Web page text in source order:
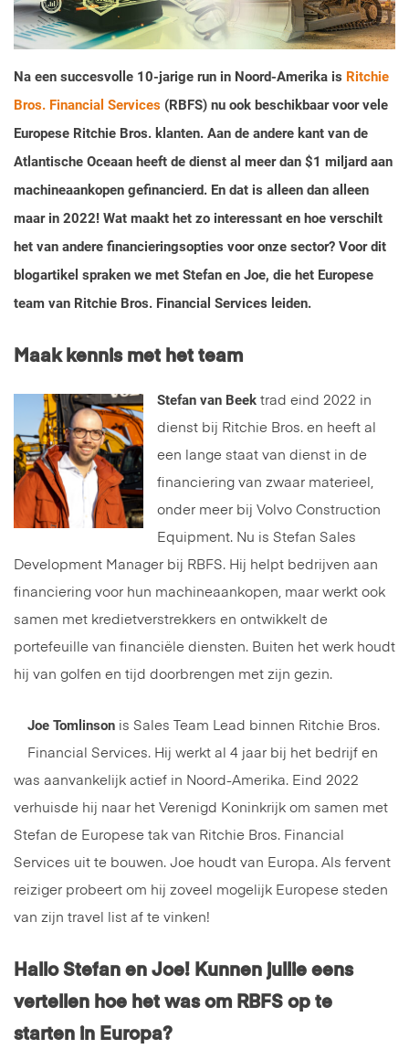
Na een succesvolle 10-jarige run in Noord-Amerika is Ritchie
Bros. Financial Services (RBFS) nu ook beschikbaar voor vele
Europese Ritchie Bros. klanten. Aan de andere kant van de
Atlantische Oceaan heeft de dienst al meer dan $1 miljard aan
machineaankopen gefinancierd. En dat is alleen dan alleen
maar in 2022! Wat maakt het zo interessant en hoe verschilt
het van andere financieringsopties voor onze sector? Voor dit
blogartikel spraken we met Stefan en Joe, die het Europese
team van Ritchie Bros. Financial Services leiden.
Maak kennis met het team
Stefan van Beek trad eind 2022 in
dienst bij Ritchie Bros. en heeft al
een lange staat van dienst in de
financiering van zwaar materieel,
onder meer bij Volvo Construction
Equipment. Nu is Stefan Sales
Development Manager bij RBFS. Hij helpt bedrijven aan
financiering voor hun machineaankopen, maar werkt ook
samen met kredietverstrekkers en ontwikkelt de
portefeuille van financiële diensten. Buiten het werk houdt
hij van golfen en tijd doorbrengen met zijn gezin.
Joe Tomlinson is Sales Team Lead binnen Ritchie Bros.
Financial Services. Hij werkt al 4 jaar bij het bedrijf en
was aanvankelijk actief in Noord-Amerika. Eind 2022
verhuisde hij naar het Verenigd Koninkrijk om samen met
Stefan de Europese tak van Ritchie Bros. Financial
Services uit te bouwen. Joe houdt van Europa. Als fervent
reiziger probeert om hij zoveel mogelijk Europese steden
van zijn travel list af te vinken!
Hallo Stefan en Joe! Kunnen jullie eens
vertellen hoe het was om RBFS op te
starten in Europa?